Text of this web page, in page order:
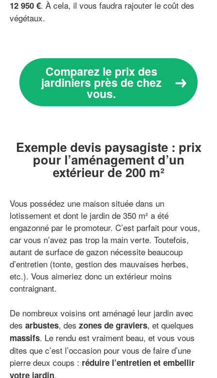
12 950 €. À cela, il vous faudra rajouter le coût des
végétaux.
Comparez le prix des
jardiniers près de chez
vous.
Exemple devis paysagiste : prix
pour l’aménagement d’un
extérieur de 200 m²
Vous possédez une maison située dans un
lotissement et dont le jardin de 350 m² a été
engazonné par le promoteur. C’est parfait pour vous,
car vous n’avez pas trop la main verte. Toutefois,
autant de surface de gazon nécessite beaucoup
d’entretien (tonte, gestion des mauvaises herbes,
etc.). Vous aimeriez donc un extérieur moins
contraignant.
De nombreux voisins ont aménagé leur jardin avec
des arbustes, des zones de graviers, et quelques
massifs. Le rendu est vraiment beau, et vous vous
dites que c’est l’occasion pour vous de faire d’une
pierre deux coups : réduire l’entretien et embellir
votre jardin.